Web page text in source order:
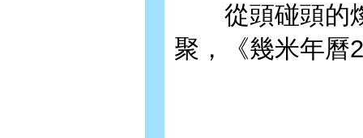
從頭碰頭的燦
聚，《幾米年曆